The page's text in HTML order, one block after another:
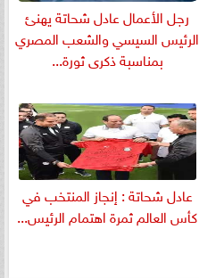
رجل الأعمال عادل شحاتة يهنئ
الرئيس السيسي والشعب المصري
بمناسبة ذكرى ثورة...
عادل شحاتة : إنجاز المنتخب في
كأس العالم ثمرة اهتمام الرئيس...